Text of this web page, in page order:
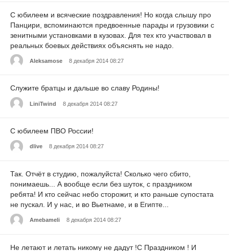
С юбилеем и всяческие поздравления! Но когда слышу про
Панцири, вспоминаются предвоенные парады и грузовики с
зенитными установками в кузовах. Для тех кто участвовал в
реальных боевых действиях объяснять не надо.
Aleksamose 8 декабря 2014 08:27
Служите братцы и дальше во славу Родины!
LiniTwind 8 декабря 2014 08:27
С юбилеем ПВО России!
dlive 8 декабря 2014 08:27
Так. Отчёт в студию, пожалуйста! Сколько чего сбито,
понимаешь... А вообще если без шуток, с праздником
ребята! И кто сейчас небо сторожит, и кто раньше супостата
не пускал. И у нас, и во Вьетнаме, и в Египте...
Amebameli 8 декабря 2014 08:27
Не летают и летать никому не дадут !С Праздником ! И